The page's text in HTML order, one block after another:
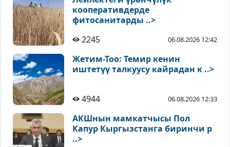
кооперативдерде
фитосанитарды ..>
2245
06.08.2026 12:42
Жетим-Тоо: Темир кенин
иштетүү талкуусу кайрадан к ..>
4944 06.08.2026 12:33
АКШнын мамкатчысы Пол
Капур Кыргызстанга биринчи р
..>